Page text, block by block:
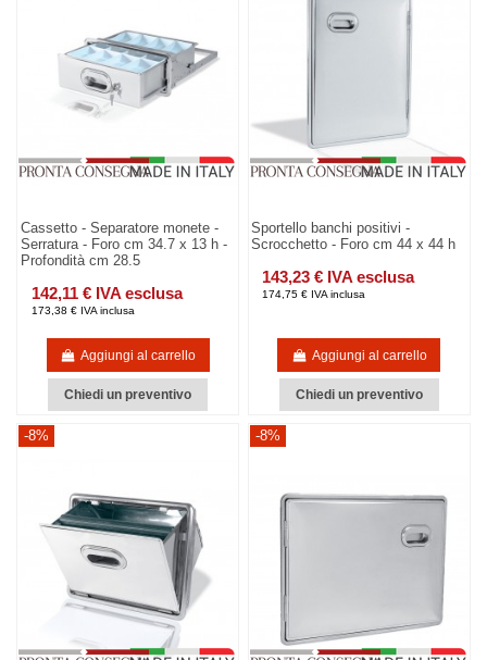
Cassetto - Separatore monete -
Serratura - Foro cm 34.7 x 13 h -
Profondità cm 28.5
142,11 € IVA esclusa
173,38 € IVA inclusa
Aggiungi al carrello
Chiedi un preventivo
Sportello banchi positivi -
Scrocchetto - Foro cm 44 x 44 h
143,23 € IVA esclusa
174,75 € IVA inclusa
Aggiungi al carrello
Chiedi un preventivo
-8% -8%